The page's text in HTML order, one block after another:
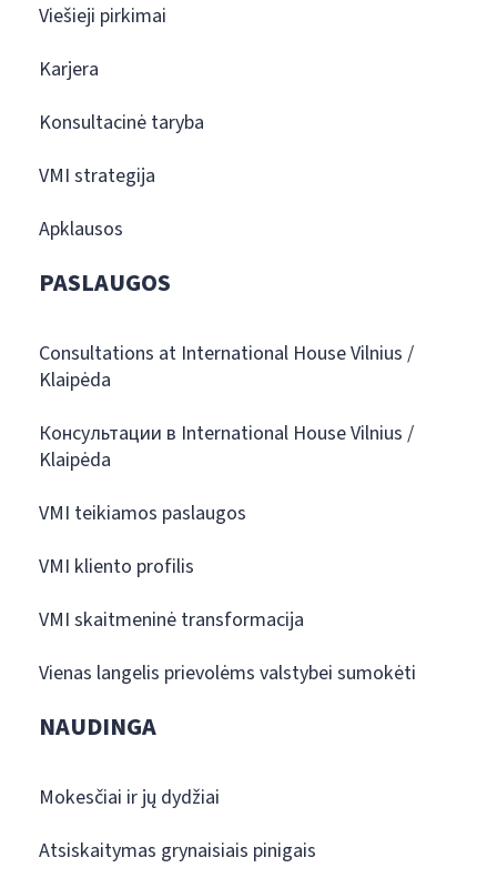
Viešieji pirkimai
Karjera
Konsultacinė taryba
VMI strategija
Apklausos
PASLAUGOS
Consultations at International House Vilnius /
Klaipėda
Консультации в International House Vilnius /
Klaipėda
VMI teikiamos paslaugos
VMI kliento profilis
VMI skaitmeninė transformacija
Vienas langelis prievolėms valstybei sumokėti
NAUDINGA
Mokesčiai ir jų dydžiai
Atsiskaitymas grynaisiais pinigais